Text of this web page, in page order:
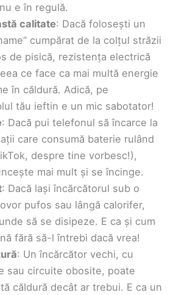
e în regulă.
calitate: Dacă folosești un
cumpărat de la colțul străzii
de pisică, rezistența electrică
ce face ca mai multă energie
în căldură. Adică, pe
tău ieftin e un mic sabotator!
: Dacă pui telefonul să încarce la
care consumă baterie rulând
despre tine vorbesc!),
mai mult și se încinge.
: Dacă lași încărcătorul sub o
pufos sau lângă calorifer,
să se disipeze. E ca și cum
fără să-l întrebi dacă vrea!
: Un încărcător vechi, cu
sau circuite obosite, poate
căldură decât ar trebui. E ca un